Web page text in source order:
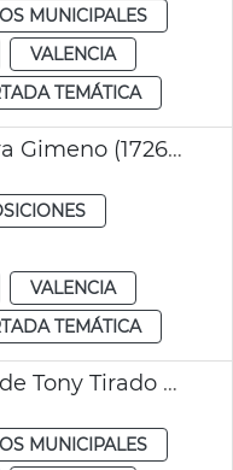
MUNICIPALES
VALENCIA
TEMÁTICA
Exposición 'José Vergara Gimeno (1726-1799)'
VALENCIA
TEMÁTICA
Exposición 'MacroArte' de Tony Tirado - El Paleontològic
MUNICIPALES